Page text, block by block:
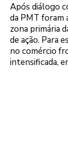
Após diálogo
da PMT foram
zona primária
de ação. Para
no comércio
intensificada,